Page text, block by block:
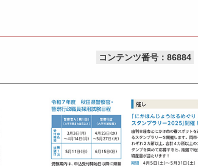
コンテンツ番号：86884